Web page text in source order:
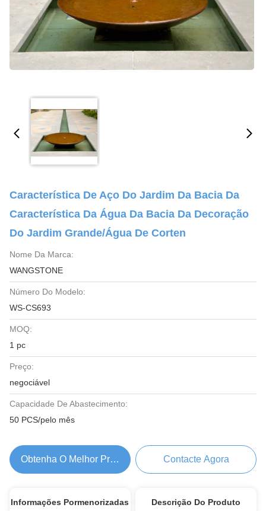
Característica De Aço Do Jardim Da Bacia Da
Característica Da Água Da Bacia Da Decoração
Do Jardim Grande/água De Corten
Nome Da Marca:
WANGSTONE
Número Do Modelo:
WS-CS693
MOQ:
1 pc
Preço:
negociável
Capacidade De Abastecimento:
50 PCS/pelo mês
Obtenha O Melhor Preço Contacte Agora
Informações Pormenorizadas Descrição Do Produto